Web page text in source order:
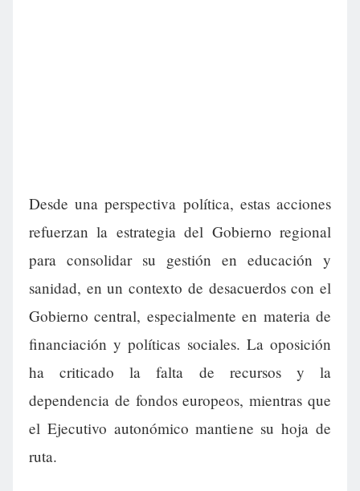
Desde una perspectiva política, estas acciones
refuerzan la estrategia del Gobierno regional
para consolidar su gestión en educación y
sanidad, en un contexto de desacuerdos con el
Gobierno central, especialmente en materia de
financiación y políticas sociales. La oposición
ha criticado la falta de recursos y la
dependencia de fondos europeos, mientras que
el Ejecutivo autonómico mantiene su hoja de
ruta.